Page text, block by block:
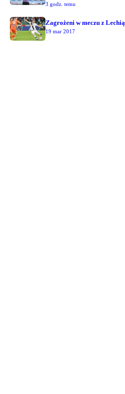
3 godz. temu
Zagrożeni w meczu z Lechią
19 mar 2017